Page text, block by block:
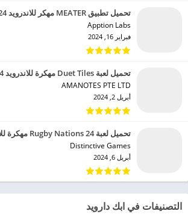
تحميل تطبيق MEATER مهكر للاندرويد 2024
Apption Labs‏
فبراير 16, 2024
تحميل لعبة Duet Tiles مهكرة للاندرويد 2024
AMANOTES PTE LTD‏
أبريل 2, 2024
تحميل لعبة Rugby Nations 24 مهكرة للاندرويد 2024
Distinctive Games‏
أبريل 6, 2024
التصنيفات في ابك دارويد